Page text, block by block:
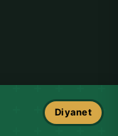
Diyanet